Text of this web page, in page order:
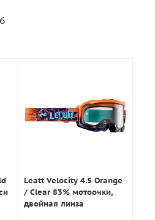
Leatt Velocity 4.5 Orange
/ Clear 83% мотоочки,
двойная линза